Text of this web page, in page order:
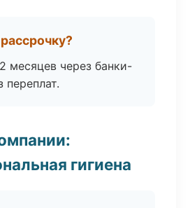
месяцев через банки-
переплат.
гигиена